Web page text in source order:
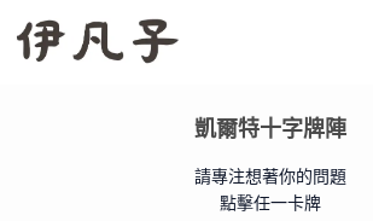
至
凱爾特十字牌陣
請專注想著你的問題
點擊任一卡牌